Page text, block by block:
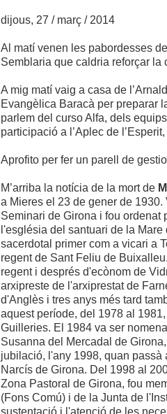
dijous, 27 / març / 2014
Al matí venen les pabordesses
Semblaria que caldria reforçar la
A mig matí vaig a casa de
Evangèlica Baracà per preparar
parlem del curso Alfa, dels
participació a l’Aplec de
Aprofito per fer un parell de
M’arriba la notícia de la mort de
a Mieres el 23 de gener de 1930.
Seminari de Girona i fou ordenat
l'església del santuari de la
sacerdotal primer com a vicari a
regent de Sant Feliu de
regent i després d'ecònom de
arxipreste de l'arxiprestat de
d'Anglès i tres anys més tard
aquest període, del 1978 al
Guilleries. El 1984 va ser
Susanna del Mercadal de
jubilació, l'any 1998, quan passà
Narcís de Girona. Del 1998 al
Zona Pastoral de Girona, fou
(Fons Comú) i de la Junta de
sustentació i l'atenció de les